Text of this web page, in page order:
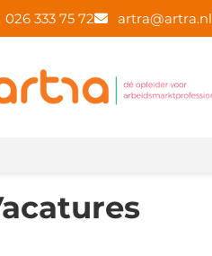
026 333 75 72 artra@artra.nl